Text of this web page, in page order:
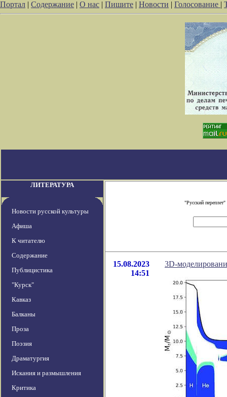
Портал | Содержание | О нас | Пишите | Новости | Голосование |
ЛИТЕРАТУРА
Новости русской культуры
Афиша
К читателю
Содержание
Публицистика
"Курск"
Кавказ
Балканы
Проза
Поэзия
Драматургия
Искания и размышления
Критика
"Русский
15.08.2023
14:51
3D-